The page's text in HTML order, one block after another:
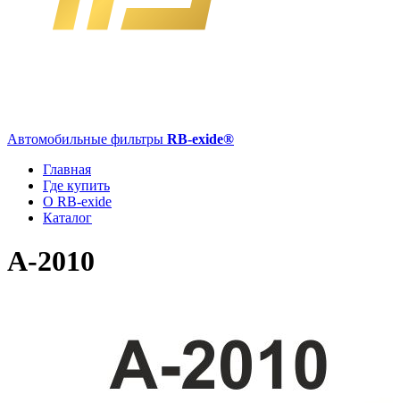
Автомобильные фильтры RB-exide®
Главная
Где купить
О RB-exide
Каталог
A-2010